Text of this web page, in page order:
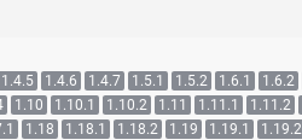
1.4.5 1.4.6 1.4.7 1.5.1 1.5.2 1.6.1 1.6.2
1.10 1.10.1 1.10.2 1.11 1.11.1 1.11.2
1.18 1.18.1 1.18.2 1.19 1.19.1 1.19.2